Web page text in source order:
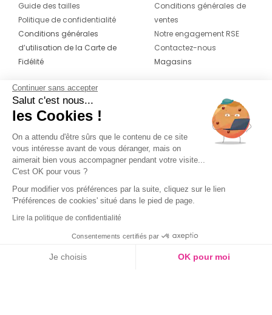
Guide des tailles
Politique de confidentialité
Conditions générales
d’utilisation de la Carte de
Fidélité
Conditions générales de
ventes
Notre engagement RSE
Contactez-nous
Magasins
CONTACT
04 42 20 78 42
Du lundi au jeudi de 8h30 à 16h30 & le
vendredi de 8h30 à 15h30
Continuer sans accepter
Salut c'est nous...
les Cookies !
On a attendu d'être sûrs que le contenu de ce site
vous intéresse avant de vous déranger, mais on
aimerait bien vous accompagner pendant votre visite...
C'est OK pour vous ?
Pour modifier vos préférences par la suite, cliquez sur le lien
'Préférences de cookies' situé dans le pied de page.
Lire la politique de confidentialité
Consentements certifiés par
Je choisis OK pour moi